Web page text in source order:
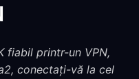
fiabil printr-un VPN,
conectați-vă la cel